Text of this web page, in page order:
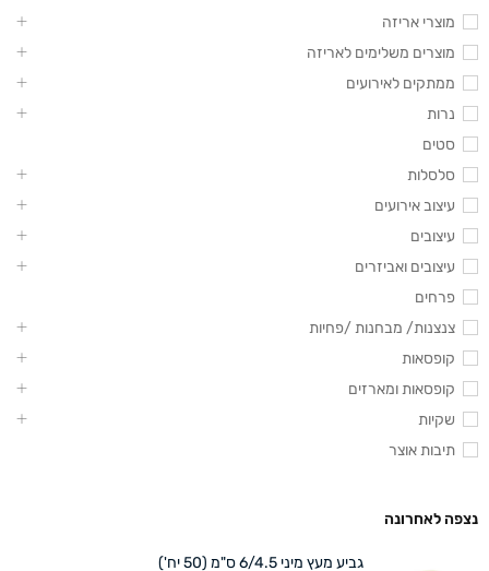
מוצרי אריזה
מוצרים משלימים לאריזה
ממתקים לאירועים
נרות
סטים
סלסלות
עיצוב אירועים
עיצובים
עיצובים ואביזרים
פרחים
צנצנות/ מבחנות /פחיות
קופסאות
קופסאות ומארזים
שקיות
תיבות אוצר
נצפה לאחרונה
גביע מעץ מיני 6/4.5 ס"מ (50 יח')